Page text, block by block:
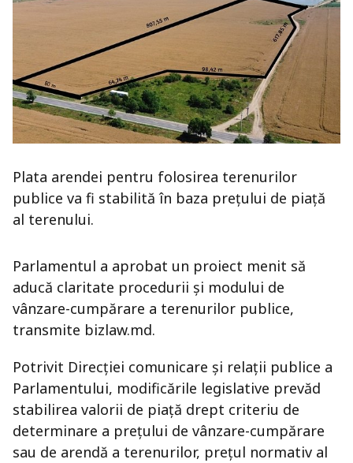
Plata arendei pentru folosirea terenurilor
publice va fi stabilită în baza prețului de piață
al terenului.
Parlamentul a aprobat un proiect menit să
aducă claritate procedurii și modului de
vânzare-cumpărare a terenurilor publice,
transmite bizlaw.md.
Potrivit Direcției comunicare și relații publice a
Parlamentului, modificările legislative prevăd
stabilirea valorii de piață drept criteriu de
determinare a prețului de vânzare-cumpărare
sau de arendă a terenurilor, prețul normativ al